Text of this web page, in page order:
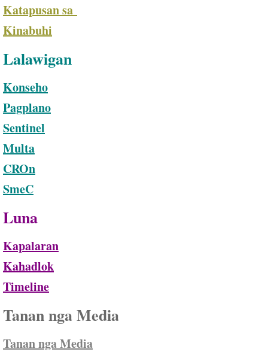
Katapusan sa
Kinabuhi
Lalawigan
Konseho
Pagplano
Sentinel
Multa
CROn
SmeC
Luna
Kapalaran
Kahadlok
Timeline
Tanan nga Media
Tanan nga Media